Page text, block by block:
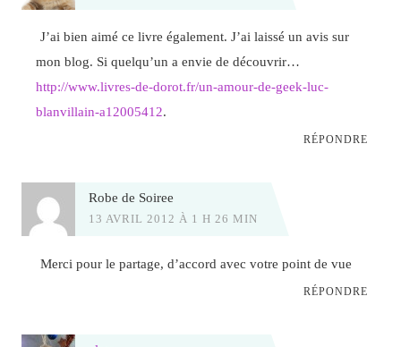
J’ai bien aimé ce livre également. J’ai laissé un avis sur
mon blog. Si quelqu’un a envie de découvrir…
http://www.livres-de-dorot.fr/un-amour-de-geek-luc-
blanvillain-a12005412.
RÉPONDRE
Robe de Soiree
13 AVRIL 2012 À 1 H 26 MIN
Merci pour le partage, d’accord avec votre point de vue
RÉPONDRE